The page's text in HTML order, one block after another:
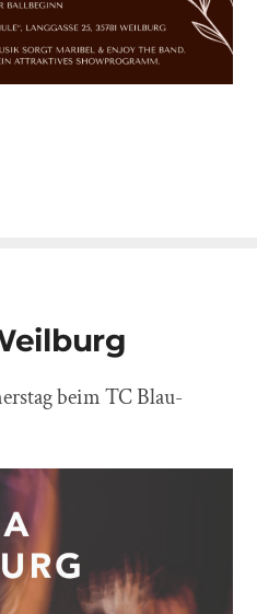
beim TC Blau-